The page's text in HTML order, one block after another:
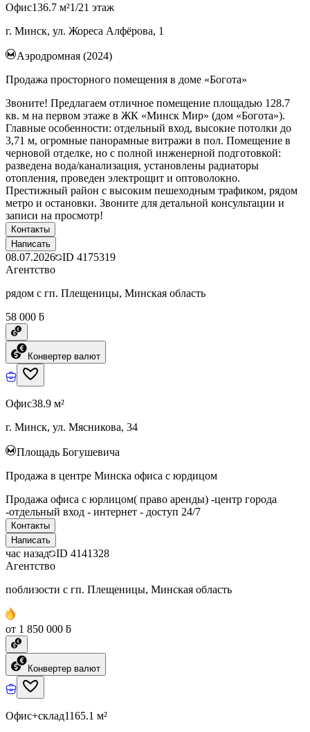
Офис136.7 м²1/21 этаж
г. Минск, ул. Жореса Алфёрова, 1
Аэродромная (2024)
Продажа просторного помещения в доме «Богота»
Звоните! Предлагаем отличное помещение площадью 128.7
кв. м на первом этаже в ЖК «Минск Мир» (дом «Богота»).
Главные особенности: отдельный вход, высокие потолки до
3,71 м, огромные панорамные витражи в пол. Помещение в
черновой отделке, но с полной инженерной подготовкой:
разведена вода/канализация, установлены радиаторы
отопления, проведен электрощит и оптоволокно.
Престижный район с высоким пешеходным трафиком, рядом
метро и остановки. Звоните для детальной консультации и
записи на просмотр!
Контакты
Написать
08.07.2026 ID 4175319
Агентство
рядом с гп. Плещеницы, Минская область
58 000 ƃ
Конвертер валют
Офис38.9 м²
г. Минск, ул. Мясникова, 34
Площадь Богушевича
Продажа в центре Минска офиса с юрдицом
Продажа офиса с юрлицом( право аренды) -центр города
-отдельный вход - интернет - доступ 24/7
Контакты
Написать
час назад ID 4141328
Агентство
поблизости с гп. Плещеницы, Минская область
от 1 850 000 ƃ
Конвертер валют
Офис+склад1165.1 м²